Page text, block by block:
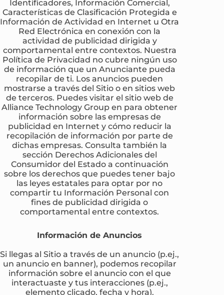
Identificadores, Información Comercial,
Características de Clasificación Protegida e
Información de Actividad en Internet u Otra
Red Electrónica en conexión con la
actividad de publicidad dirigida y
comportamental entre contextos. Nuestra
Política de Privacidad no cubre ningún uso
de información que un Anunciante pueda
recopilar de ti. Los anuncios pueden
mostrarse a través del Sitio o en sitios web
de terceros. Puedes visitar el sitio web de
Alliance Technology Group en para obtener
información sobre las empresas de
publicidad en Internet y cómo reducir la
recopilación de información por parte de
dichas empresas. Consulta también la
sección Derechos Adicionales del
Consumidor del Estado a continuación
sobre los derechos que puedes tener bajo
las leyes estatales para optar por no
compartir tu Información Personal con
fines de publicidad dirigida o
comportamental entre contextos.
Información de Anuncios
Si llegas al Sitio a través de un anuncio (p.ej.,
un anuncio en banner), podemos recopilar
información sobre el anuncio con el que
interactuaste y tus interacciones (p.ej.,
elemento clicado, fecha y hora).